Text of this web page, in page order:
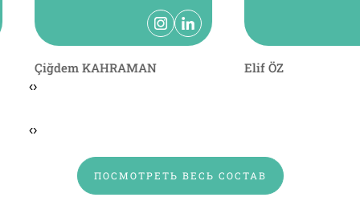
Çiğdem KAHRAMAN Elif ÖZ
‹›
‹›
ПОСМОТРЕТЬ ВЕСЬ СОСТАВ